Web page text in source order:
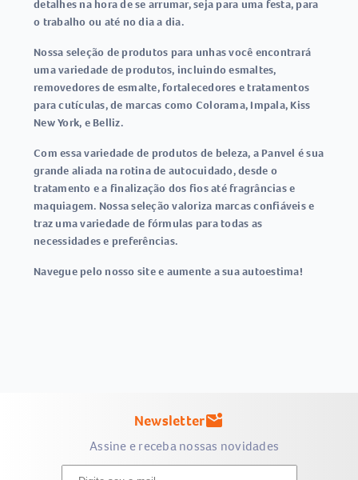
detalhes na hora de se arrumar, seja para uma festa, para
o trabalho ou até no dia a dia.
Nossa seleção de produtos para unhas você encontrará
uma variedade de produtos, incluindo esmaltes,
removedores de esmalte, fortalecedores e tratamentos
para cutículas, de marcas como Colorama, Impala, Kiss
New York, e Belliz.
Com essa variedade de produtos de beleza, a Panvel é sua
grande aliada na rotina de autocuidado, desde o
tratamento e a finalização dos fios até fragrâncias e
maquiagem. Nossa seleção valoriza marcas confiáveis e
traz uma variedade de fórmulas para todas as
necessidades e preferências.
Navegue pelo nosso site e aumente a sua autoestima!
Newslettermark_email_unread
Assine e receba nossas novidades